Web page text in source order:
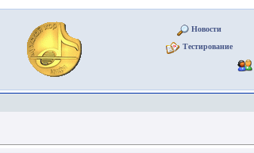
Новости
Тестирование